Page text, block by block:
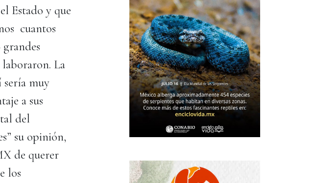
Estado y que
cuantos
laboraron. La
sería muy
a sus
del
su opinión,
de querer
los